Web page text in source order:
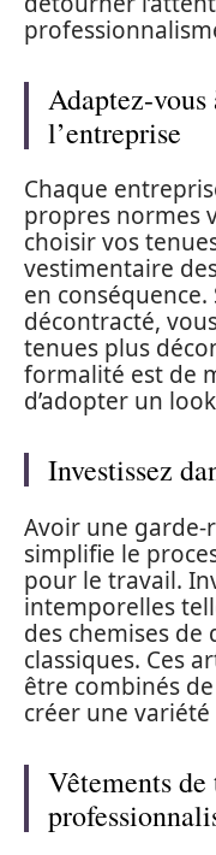
Adaptez-
l’entreprise
Chaque
propres normes
choisir vos
vestimentaire
en conséquence.
décontracté,
tenues plus
formalité est de
d’adopter un
Investissez
Avoir une garde-
simplifie le
pour le travail.
intemporelles
des chemises
classiques. Ces
être combinés
créer une
Vêtements